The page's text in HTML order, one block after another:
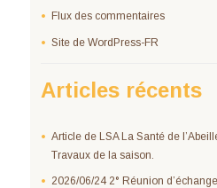
Flux des commentaires
Site de WordPress-FR
Articles récents
Article de LSA La Santé de
Travaux de la saison.
2026/06/24 2° Réunion